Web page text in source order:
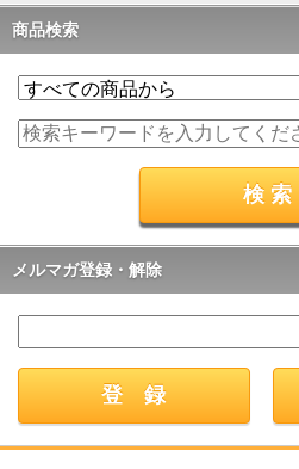
商品検索
メルマガ登録・解除